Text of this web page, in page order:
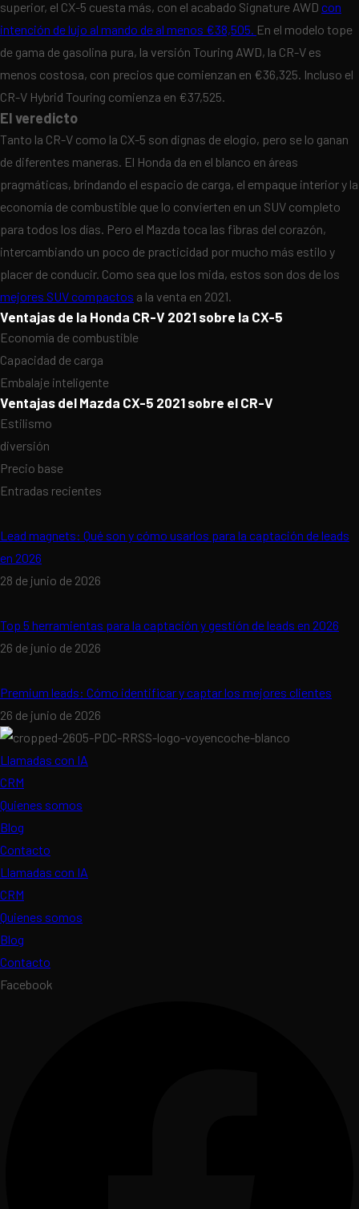
superior, el CX-5 cuesta más, con el acabado Signature AWD con
intención de lujo al mando de al menos €38,505. En el modelo tope
de gama de gasolina pura, la versión Touring AWD, la CR-V es
menos costosa, con precios que comienzan en €36,325. Incluso el
CR-V Hybrid Touring comienza en €37,525.
El veredicto
Tanto la CR-V como la CX-5 son dignas de elogio, pero se lo ganan
de diferentes maneras. El Honda da en el blanco en áreas
pragmáticas, brindando el espacio de carga, el empaque interior y la
economía de combustible que lo convierten en un SUV completo
para todos los días. Pero el Mazda toca las fibras del corazón,
intercambiando un poco de practicidad por mucho más estilo y
placer de conducir. Como sea que los mida, estos son dos de los
mejores SUV compactos a la venta en 2021.
Ventajas de la Honda CR-V 2021 sobre la CX-5
Economía de combustible
Capacidad de carga
Embalaje inteligente
Ventajas del Mazda CX-5 2021 sobre el CR-V
Estilismo
diversión
Precio base
Entradas recientes
Lead magnets: Qué son y cómo usarlos para la captación de leads
en 2026
28 de junio de 2026
Top 5 herramientas para la captación y gestión de leads en 2026
26 de junio de 2026
Premium leads: Cómo identificar y captar los mejores clientes
26 de junio de 2026
Llamadas con IA
CRM
Quienes somos
Blog
Contacto
Llamadas con IA
CRM
Quienes somos
Blog
Contacto
Facebook